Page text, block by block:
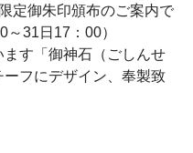
定御朱印頒布のご案内で
～31日17：00）
ます「御神石（ごしんせ
ーフにデザイン、奉製致